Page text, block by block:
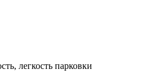
легкость парковки